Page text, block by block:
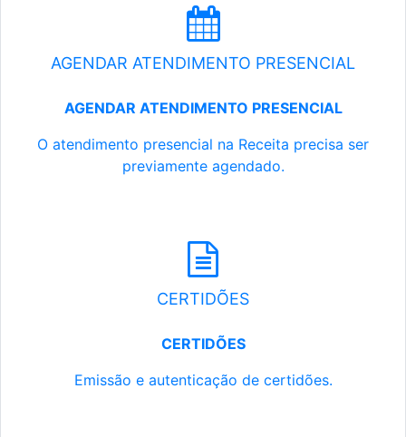
AGENDAR ATENDIMENTO PRESENCIAL
AGENDAR ATENDIMENTO PRESENCIAL
O atendimento presencial na Receita precisa ser
previamente agendado.
CERTIDÕES
CERTIDÕES
Emissão e autenticação de certidões.